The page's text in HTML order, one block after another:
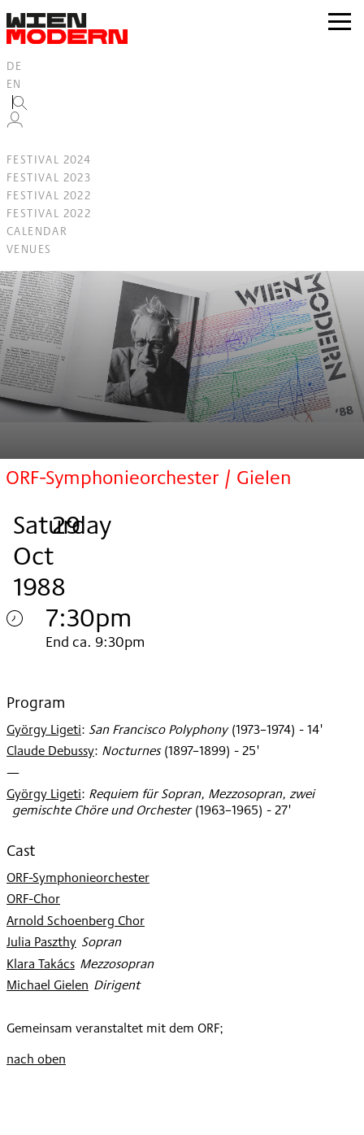
springen
zur
DE
EN
FESTIVAL 2024
FESTIVAL 2023
FESTIVAL 2022
FESTIVAL 2022
CALENDAR
VENUES
ORF-Symphonieorchester / Gielen
Saturday
, 29
.
Oct
1988
.
7:30pm
Saturday
Oct
1988
End ca. 9:30pm
Program
György Ligeti: San Francisco Polyphony (1973–1974) - 14'
Claude Debussy: Nocturnes (1897–1899) - 25'
—
György Ligeti: Requiem für Sopran, Mezzosopran, zwei
gemischte Chöre und Orchester (1963–1965) - 27'
Cast
ORF-Symphonieorchester
ORF-Chor
Arnold Schoenberg Chor
Julia Paszthy
: Sopran
Klara Takács
: Mezzosopran
Michael Gielen: Dirigent
Gemeinsam veranstaltet mit dem ORF;
nach oben